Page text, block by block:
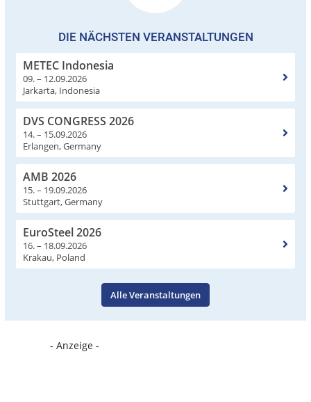
DIE NÄCHSTEN VERANSTALTUNGEN
METEC Indonesia
09. – 12.09.2026
Jarkarta, Indonesia
DVS CONGRESS 2026
14. – 15.09.2026
Erlangen, Germany
AMB 2026
15. – 19.09.2026
Stuttgart, Germany
EuroSteel 2026
16. – 18.09.2026
Krakau, Poland
Alle Veranstaltungen
- Anzeige -